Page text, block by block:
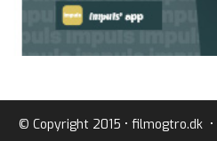
© Copyright 2015 • filmogtro.dk •